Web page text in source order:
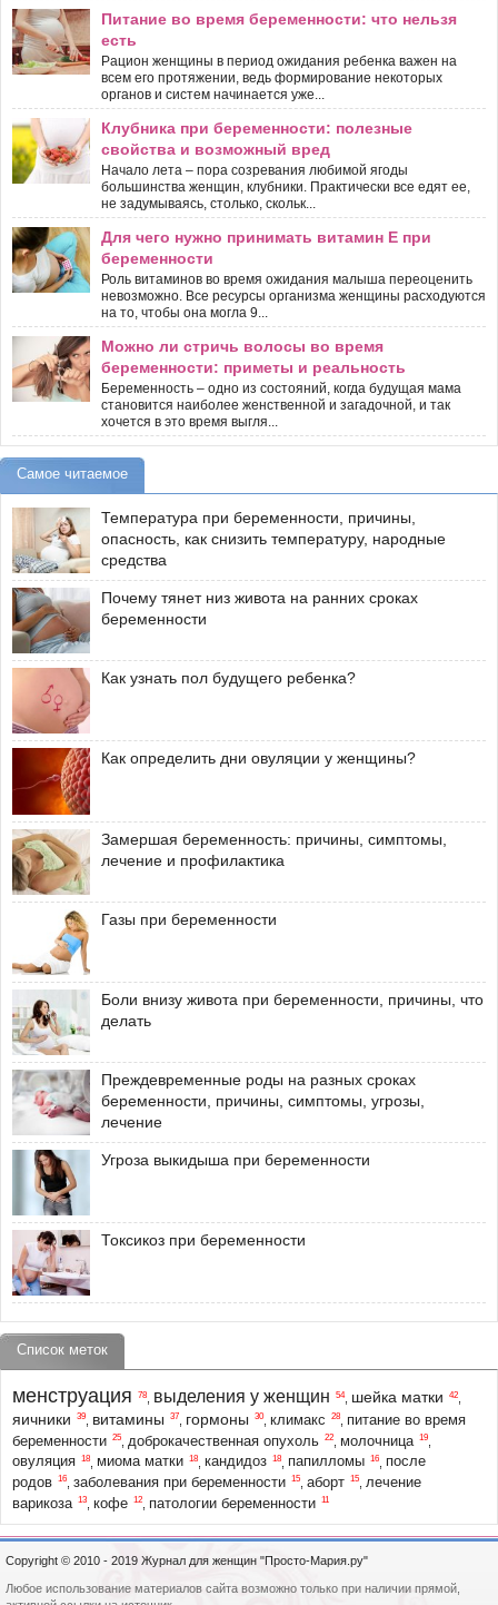
Питание во время беременности: что нельзя
есть
Рацион женщины в период ожидания ребенка важен на
всем его протяжении, ведь формирование некоторых
органов и систем начинается уже...
Клубника при беременности: полезные
свойства и возможный вред
Начало лета – пора созревания любимой ягоды
большинства женщин, клубники. Практически все едят ее,
не задумываясь, столько, скольк...
Для чего нужно принимать витамин Е при
беременности
Роль витаминов во время ожидания малыша переоценить
невозможно. Все ресурсы организма женщины расходуются
на то, чтобы она могла 9...
Можно ли стричь волосы во время
беременности: приметы и реальность
Беременность – одно из состояний, когда будущая мама
становится наиболее женственной и загадочной, и так
хочется в это время выгля...
Самое читаемое
Температура при беременности, причины,
опасность, как снизить температуру, народные
средства
Почему тянет низ живота на ранних сроках
беременности
Как узнать пол будущего ребенка?
Как определить дни овуляции у женщины?
Замершая беременность: причины, симптомы,
лечение и профилактика
Газы при беременности
Боли внизу живота при беременности, причины, что
делать
Преждевременные роды на разных сроках
беременности, причины, симптомы, угрозы,
лечение
Угроза выкидыша при беременности
Токсикоз при беременности
Список меток
менструация 78 выделения у женщин 54, шейка матки 42
яичники 39 витамины 37 гормоны 30, климакс 28
питание во время
беременности 25 доброкачественная опухоль 22 молочница 19
овуляция 18 миома матки 18 кандидоз 18 папилломы 16
после
родов 16 заболевания при беременности 15 аборт 15
лечение
варикоза 13 кофе 12 патологии беременности 11
Copyright © 2010 - 2019 Журнал для женщин "Просто-Мария.ру"
Любое использование материалов сайта возможно только при наличии прямой,